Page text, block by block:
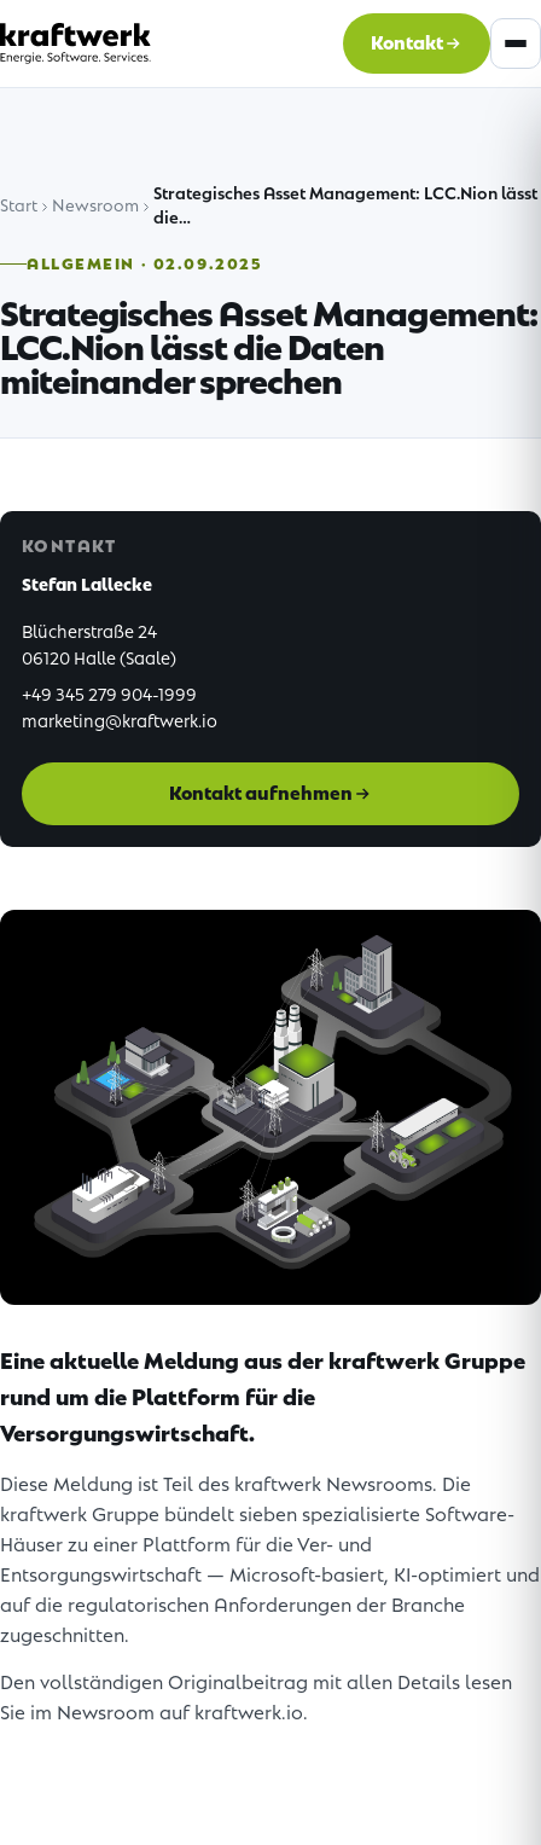
Kontakt
Start Newsroom
Strategisches Asset Management: LCC.Nion lässt
die…
ALLGEMEIN · 02.09.2025
Strategisches Asset Management:
LCC.Nion lässt die Daten
miteinander sprechen
KONTAKT
Stefan Lallecke
Blücherstraße 24
06120 Halle (Saale)
+49 345 279 904-1999
marketing@kraftwerk.io
Kontakt aufnehmen
Eine aktuelle Meldung aus der kraftwerk Gruppe
rund um die Plattform für die
Versorgungswirtschaft.
Diese Meldung ist Teil des kraftwerk Newsrooms. Die
kraftwerk Gruppe bündelt sieben spezialisierte Software-
Häuser zu einer Plattform für die Ver- und
Entsorgungswirtschaft — Microsoft-basiert, KI-optimiert und
auf die regulatorischen Anforderungen der Branche
zugeschnitten.
Den vollständigen Originalbeitrag mit allen Details lesen
Sie im Newsroom auf kraftwerk.io.